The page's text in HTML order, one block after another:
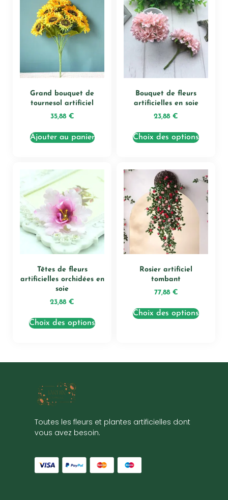
Grand bouquet de
tournesol artificiel
35,88 €
Ajouter au panier
Bouquet de fleurs
artificielles en soie
23,88 €
Choix des options
Têtes de fleurs
artificielles orchidées en
soie
23,88 €
Choix des options
Rosier artificiel
tombant
77,88 €
Choix des options
Toutes les fleurs et plantes artificielles dont
vous avez besoin.